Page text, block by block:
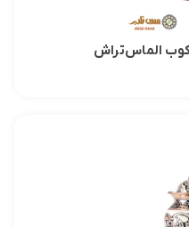
الماس‌تراش